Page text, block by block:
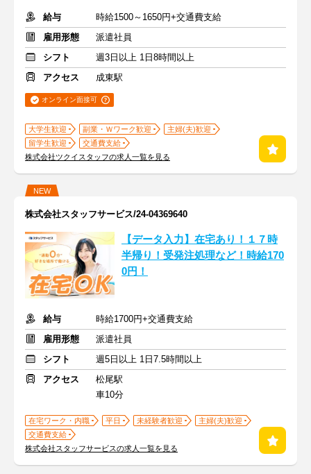
給与
時給1500～1650円+交通費支給
雇用形態
派遣社員
シフト
週3日以上 1日8時間以上
アクセス
成東駅
オンライン面接可
大学生歓迎 副業・Ｗワーク歓迎
主婦(夫)歓迎
留学生歓迎
交通費支給
株式会社ツクイスタッフの求人一覧を見る
NEW
株式会社スタッフサービス/24-04369640
【データ入力】在宅あり！１７時
半帰り！受発注処理など！時給170
0円！
給与
時給1700円+交通費支給
雇用形態
派遣社員
シフト
週5日以上 1日7.5時間以上
アクセス
松尾駅
車10分
在宅ワーク・内職 平日 未経験者歓迎
主婦(夫)歓迎
交通費支給
株式会社スタッフサービスの求人一覧を見る